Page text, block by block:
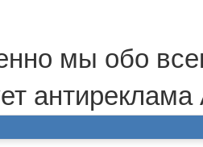
мы обо